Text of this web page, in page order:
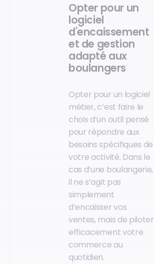
Opter pour un
logiciel
d'encaissement
et de gestion
adapté aux
boulangers
Opter pour un logiciel
métier, c’est faire le
choix d’un outil pensé
pour répondre aux
besoins spécifiques de
votre activité. Dans le
cas d’une boulangerie,
il ne s’agit pas
simplement
d’encaisser vos
ventes, mais de piloter
efficacement votre
commerce au
quotidien.